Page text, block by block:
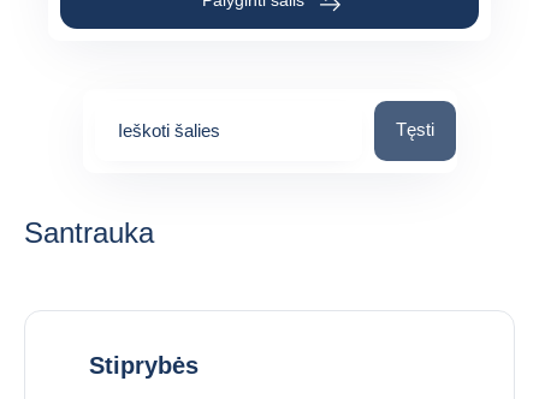
Ieškoti šalies Ieškoti šalies
Tęsti
Santrauka
Stiprybės